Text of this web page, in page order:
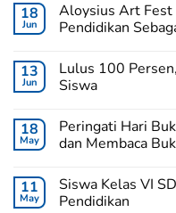
18
Jun
Aloysius Art Fest
Pendidikan
13
Jun
Lulus 100
Siswa
18
May
Peringati Hari
dan Membaca
11
May
Siswa Kelas VI
Pendidikan